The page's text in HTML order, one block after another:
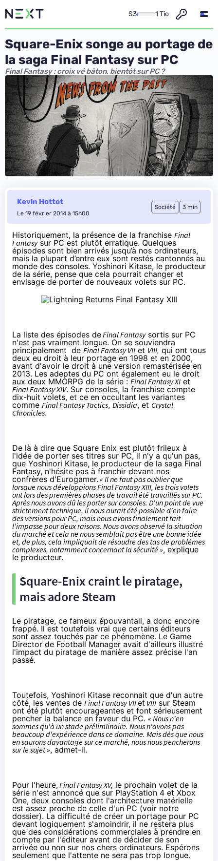
S3 1 Tio
Square-Enix songe au portage de
la saga Final Fantasy sur PC
Final Fantasy : croix vé bâton, bientôt sur PC ?
Kevin Hottot
Le 19 février 2014 à 15h00
Société 3 min
Historiquement, la présence de la franchise Final
Fantasysur PC est plutôt erratique. Quelques
épisodes sont bien arrivés jusqu’à nos ordinateurs,
mais la plupart d’entre eux sont restés cantonnés au
monde des consoles. Yoshinori Kitase, le producteur
de la série, pense que cela pourrait changer et
envisage de porter de nouveaux volets sur PC.
La liste des épisodes deFinal Fantasysortis sur PC
n'est pas vraiment longue. On se souviendra
principalement de Final Fantasy VII et VIII, qui ont tous
deux eu droit à leur portage en 1998 et en 2000,
avant d'avoir le droit à une version remastérisée en
2013. Les adeptes du PC ont également eu le droit
aux deux MMORPG de la série :Final Fantasy XI et
Final Fantasy XIV. Sur consoles, la franchise compte
dix-huit volets, et ce en occultant les variantes
comme Final Fantasy Tactics, Dissidia, et Crystal
Chronicles.
De là à dire que Square Enix est plutôt frileux à
l'idée de porter ses titres sur PC, il n'y a qu'un pas,
que Yoshinori Kitase, le producteur de la saga Final
Fantasy, n'hésite pas à franchir devant nos
confrères d'Eurogamer. « Il ne faut pas oublier que
lorsque nous développions Final Fantasy XIII, les trois volets
ont lors des premières phases de travail été travaillés sur PC.
Après nous avons dû les porter sur consoles. D'un point de vue
strictement technique, il nous aurait été possible d'en faire
des versions pour PC, mais nous avons finalement fait
l'impasse pour deux raisons. Nous avons observé la situation
du marché et cela ne nous semblait pas être une bonne idée
et, de plus, cela impliquait de résoudre des tas de problèmes
complexes, notamment concernant la sécurité », explique
le producteur.
Square-Enix craint le piratage,
mais adore Steam
Le piratage, ce fameux épouvantail, a donc encore
frappé. Il est toutefois vrai que certains éditeurs
sont assez touchés par ce phénomène. Le Game
Director de Football Manager avait d'ailleurs illustré
l'impact du piratage de manière assez précise l'an
passé.
Toutefois, Yoshinori Kitase reconnait que d'un autre
côté, les ventes de Final Fantasy VIIet VIII sur Steam
ont été plutôt encourageantes et font sérieusement
pencher la balance en faveur du PC. « Nous n'en
sommes qu'à un stade prélimlinaire. Nous n'avons pas
beaucoup d'expérience dans ce domaine. Mais dès que nous
en saurons davantage sur ce marché, nous nous pencherons
sur le sujet », admet-il.
Pour l'heure,Final Fantasy XV, le prochain volet de la
série n'est annoncé que sur PlayStation 4 et Xbox
One, deux consoles dont l'architecture matérielle
est assez proche de celle d'un PC (voir notre
dossier). La difficulté de créer un portage pour PC
devant logiquement s'amoindrir, il ne restera plus
que des considérations commerciales à prendre en
compte par l'éditeur avant de décider de son
arrivée ou non sur nos chers ordinateurs. Espérons
seulement que l'attente ne sera pas trop longue.